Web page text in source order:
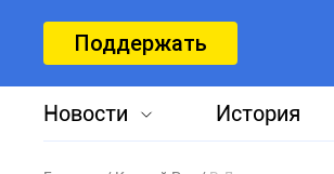
Поддержать
Новости История